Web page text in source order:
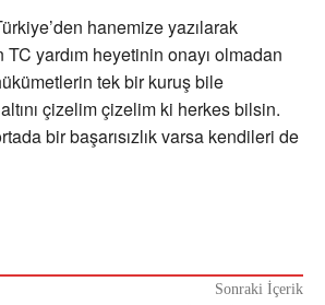
hanemize yazılarak
yardım heyetinin onayı olmadan
tek bir kuruş bile
altını çizelim çizelim ki herkes bilsin.
bir başarısızlık varsa kendileri de
Sonraki İçerik